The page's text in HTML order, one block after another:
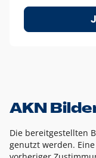
Um das Logo
Höhe bzw. Breite
AKN
Die bereitgestellten
genutzt werden.